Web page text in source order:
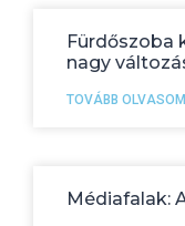
Fürdőszoba
nagy
TOVÁBB
Médiafalak: